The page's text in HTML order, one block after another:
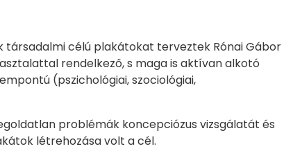
társadalmi célú plakátokat terveztek Rónai Gábor
rendelkező, s maga is aktívan alkotó
(pszichológiai, szociológiai,
problémák koncepciózus vizsgálatát és
létrehozása volt a cél.